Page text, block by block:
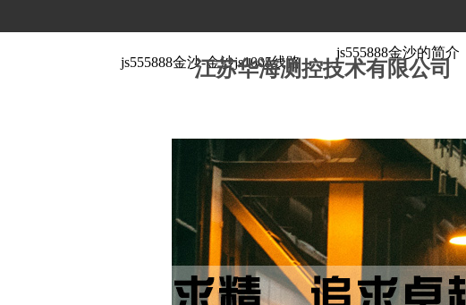
江苏华海测控技术有限公司
js555888金沙-金沙js1005线路
js555888金沙的简介